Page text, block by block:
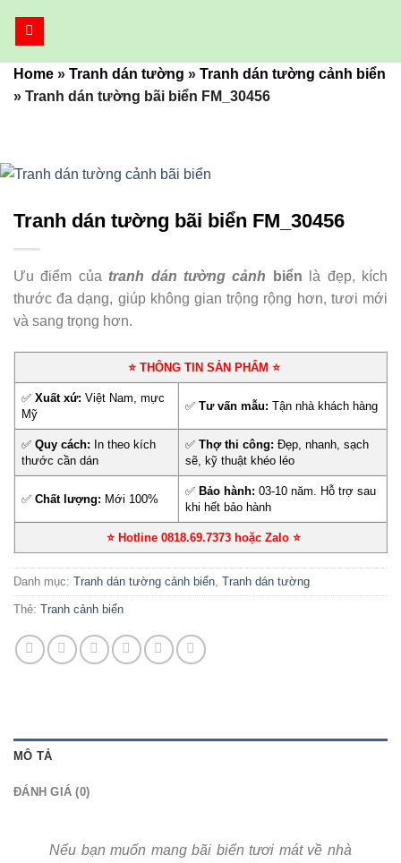
dungHome » Tranh dán tường » Tranh dán tường cảnh biển
» Tranh dán tường bãi biển FM_30456
Tranh dán tường bãi biển FM_30456
Ưu điểm của tranh dán tường cảnh biển là đẹp, kích
thước đa dạng, giúp không gian trộng rộng hơn, tươi mới
và sang trọng hơn.
⭐ THÔNG TIN SẢN PHẨM ⭐
✅Xuất xứ: Việt Nam, mực
Mỹ
✅Tư vấn mẫu: Tận nhà khách hàng
✅Quy cách: In theo kích
thước cần dán
✅Thợ thi công: Đẹp, nhanh, sạch
sẽ, kỹ thuật khéo léo
✅Chất lượng: Mới 100%
✅ Bảo hành: 03-10 năm. Hỗ trợ sau
khi hết bảo hành
⭐ Hotline 0818.69.7373 hoặc Zalo ⭐
Danh mục: Tranh dán tường cảnh biển Tranh dán tường
Thẻ: Tranh cảnh biển
MÔ TẢ
ĐÁNH GIÁ (0)
Nếu bạn muốn mang bãi biển tươi mát về nhà